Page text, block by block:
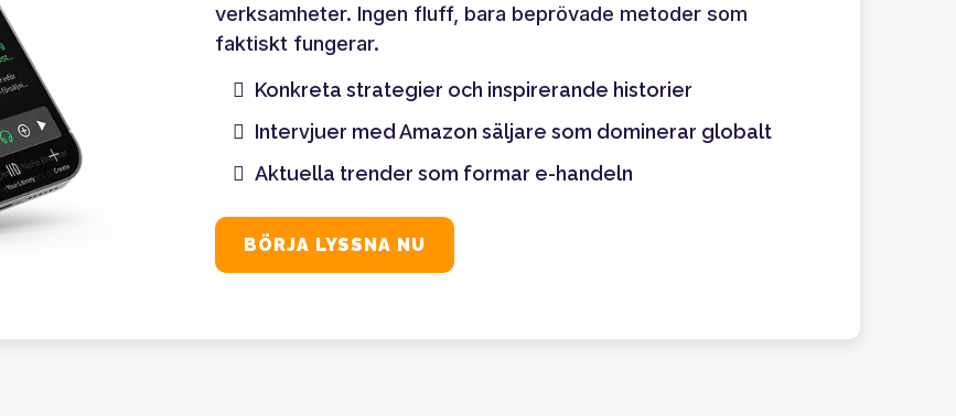
verksamheter. Ingen fluff, bara beprövade metoder som
faktiskt fungerar.
Konkreta strategier och inspirerande historier
Intervjuer med Amazon säljare som dominerar globalt
Aktuella trender som formar e-handeln
BÖRJA LYSSNA NU